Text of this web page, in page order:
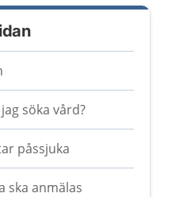
söka vård?
påssjuka
ska anmälas